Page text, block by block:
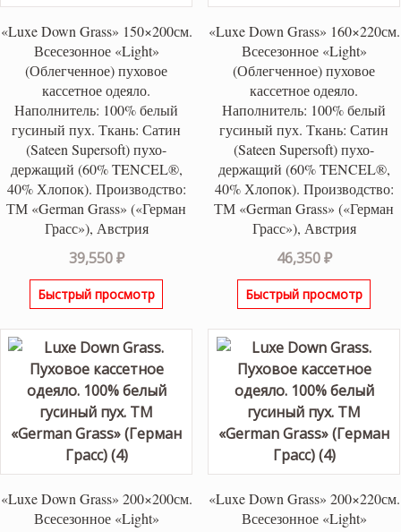
«Luxe Down Grass» 150×200см.
Всесезонное «Light»
(Облегченное) пуховое
кассетное одеяло.
Наполнитель: 100% белый
гусиный пух. Ткань: Сатин
(Sateen Supersoft) пухо-
держащий (60% TENCEL®,
40% Хлопок). Производство:
ТМ «German Grass» («Герман
Грасс»), Австрия
39,550₽
Быстрый просмотр
«Luxe Down Grass» 160×220см.
Всесезонное «Light»
(Облегченное) пуховое
кассетное одеяло.
Наполнитель: 100% белый
гусиный пух. Ткань: Сатин
(Sateen Supersoft) пухо-
держащий (60% TENCEL®,
40% Хлопок). Производство:
ТМ «German Grass» («Герман
Грасс»), Австрия
46,350₽
Быстрый просмотр
«Luxe Down Grass» 200×200см.
Всесезонное «Light»
«Luxe Down Grass» 200×220см.
Всесезонное «Light»